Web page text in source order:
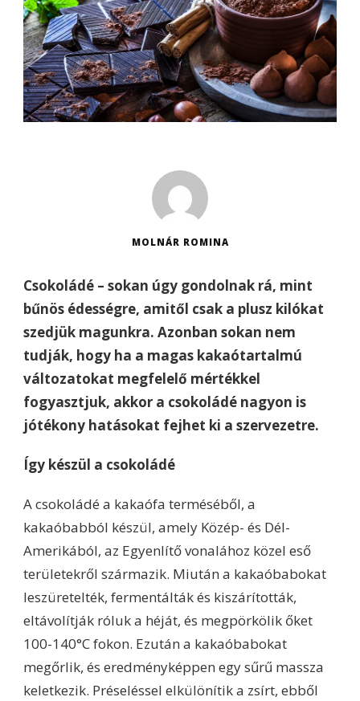
MOLNÁR ROMINA
Csokoládé – sokan úgy gondolnak rá, mint
bűnös édességre, amitől csak a plusz kilókat
szedjük magunkra. Azonban sokan nem
tudják, hogy ha a magas kakaótartalmú
változatokat megfelelő mértékkel
fogyasztjuk, akkor a csokoládé nagyon is
jótékony hatásokat fejhet ki a szervezetre.
Így készül a csokoládé
A csokoládé a kakaófa terméséből, a
kakaóbabból készül, amely Közép- és Dél-
Amerikából, az Egyenlítő vonalához közel eső
területekről származik. Miután a kakaóbabokat
leszüretelték, fermentálták és kiszárították,
eltávolítják róluk a héját, és megpörkölik őket
100-140°C fokon. Ezután a kakaóbabokat
megőrlik, és eredményképpen egy sűrű massza
keletkezik. Préseléssel elkülönítik a zsírt, ebből